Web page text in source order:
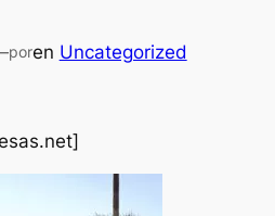
poren Uncategorized